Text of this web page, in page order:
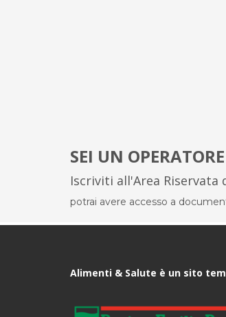
SEI UN
Iscriviti all'Area Riservata
potrai avere accesso a
Alimenti & Salute è un sito